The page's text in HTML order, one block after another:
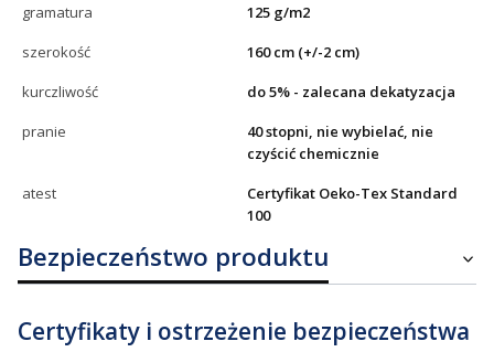
gramatura
125 g/m2
szerokość
160 cm (+/-2 cm)
kurczliwość
do 5% - zalecana dekatyzacja
pranie
40 stopni, nie wybielać, nie
czyścić chemicznie
atest
Certyfikat Oeko-Tex Standard
100
Bezpieczeństwo produktu
Certyfikaty i ostrzeżenie bezpieczeństwa